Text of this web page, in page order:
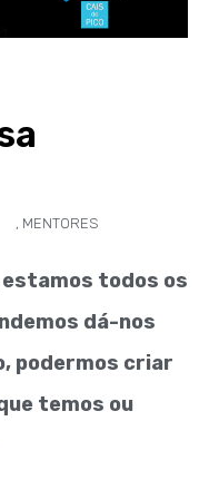
MENTORES
estamos todos os
dá-nos
podermos criar
temos ou